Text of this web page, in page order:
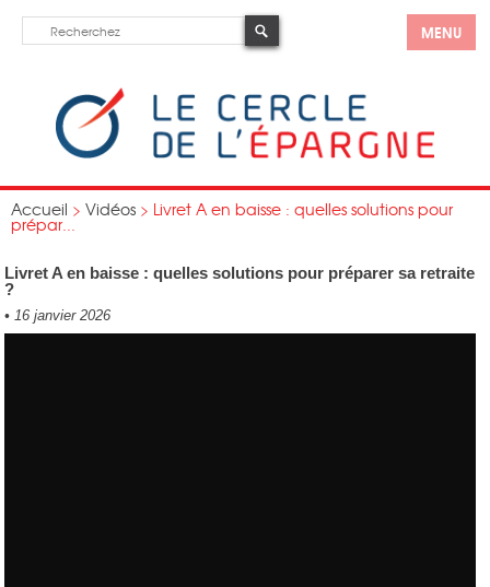
MENU
Accueil > Vidéos > Livret A en baisse : quelles solutions pour
prépar...
Livret A en baisse : quelles solutions pour préparer sa retraite
?
• 16 janvier 2026